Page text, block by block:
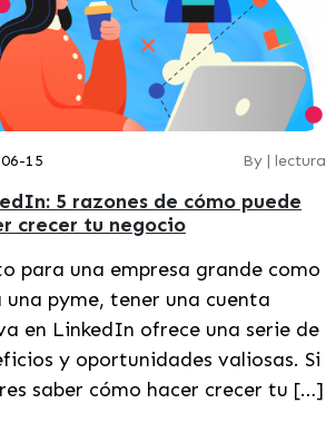
15 By | lectura
5 razones de cómo puede
crecer tu negocio
para una empresa grande como
una pyme, tener una cuenta
en LinkedIn ofrece una serie de
y oportunidades valiosas. Si
saber cómo hacer crecer tu […]